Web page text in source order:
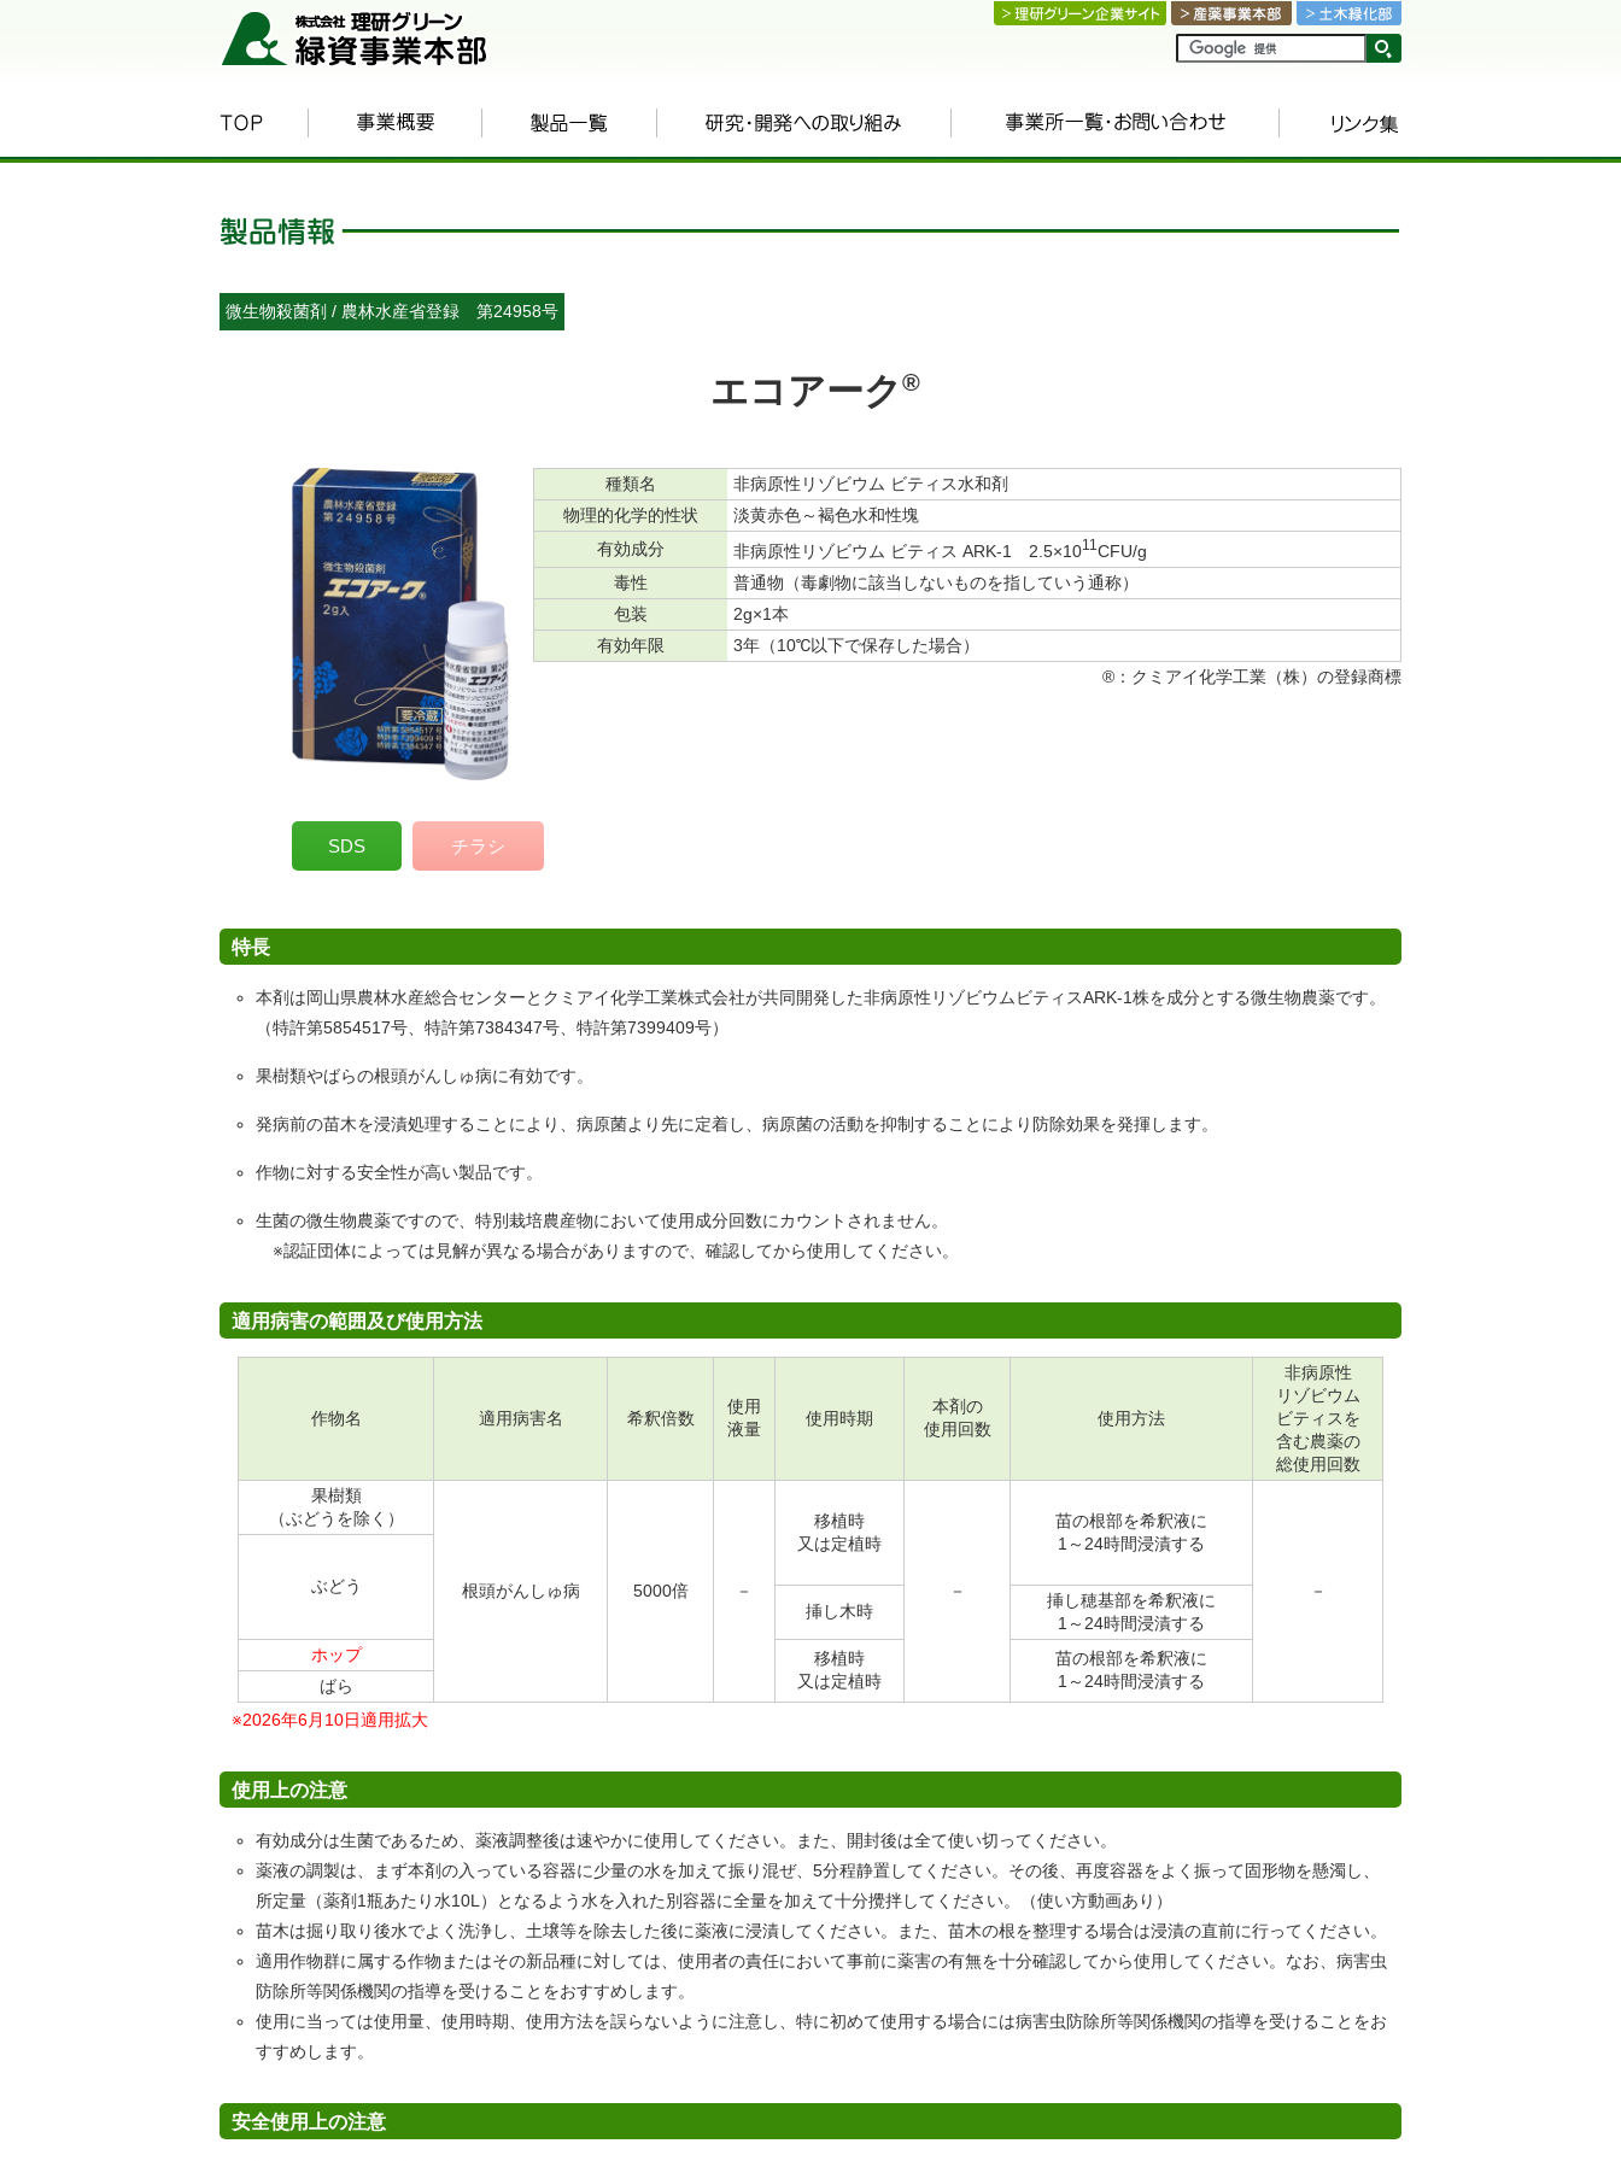
微生物殺菌剤 / 農林水産省登録 第24958号
エコアーク ®
種類名
非病原性リゾビウム ビティス水和剤
物理的化学的性状
淡黄赤色～褐色水和性塊
有効成分
非病原性リゾビウム ビティス ARK-1 2.5×1011 CFU/g
毒性
普通物（毒劇物に該当しないものを指していう通称）
包装
2g×1本
有効年限
3年（10℃以下で保存した場合）
®：クミアイ化学工業（株）の登録商標
SDS チラシ
特長
本剤は岡山県農林水産総合センターとクミアイ化学工業株式会社が共同開発した非病原性リゾビウムビティスARK-1株を成分とする微生物農薬です。
（特許第5854517号、特許第7384347号、特許第7399409号）
果樹類やばらの根頭がんしゅ病に有効です。
発病前の苗木を浸漬処理することにより、病原菌より先に定着し、病原菌の活動を抑制することにより防除効果を発揮します。
作物に対する安全性が高い製品です。
生菌の微生物農薬ですので、特別栽培農産物において使用成分回数にカウントされません。
※認証団体によっては見解が異なる場合がありますので、確認してから使用してください。
適用病害の範囲及び使用方法
作物名 適用病害名 希釈倍数
使用
液量
使用時期
本剤の
使用回数
使用方法
非病原性
リゾビウム
ビティスを
含む農薬の
総使用回数
果樹類
（ぶどうを除く）
根頭がんしゅ病 5000倍 －
移植時
又は定植時
－
苗の根部を希釈液に
1～24時間浸漬する
－
ぶどう
挿し木時
挿し穂基部を希釈液に
1～24時間浸漬する
ホップ
移植時
又は定植時
苗の根部を希釈液に
1～24時間浸漬する
ばら
※2026年6月10日適用拡大
使用上の注意
有効成分は生菌であるため、薬液調整後は速やかに使用してください。また、開封後は全て使い切ってください。
薬液の調製は、まず本剤の入っている容器に少量の水を加えて振り混ぜ、5分程静置してください。その後、再度容器をよく振って固形物を懸濁し、
所定量（薬剤1瓶あたり水10L）となるよう水を入れた別容器に全量を加えて十分攪拌してください。（使い方動画あり）
苗木は掘り取り後水でよく洗浄し、土壌等を除去した後に薬液に浸漬してください。また、苗木の根を整理する場合は浸漬の直前に行ってください。
適用作物群に属する作物またはその新品種に対しては、使用者の責任において事前に薬害の有無を十分確認してから使用してください。なお、病害虫
防除所等関係機関の指導を受けることをおすすめします。
使用に当っては使用量、使用時期、使用方法を誤らないように注意し、特に初めて使用する場合には病害虫防除所等関係機関の指導を受けることをお
すすめします。
安全使用上の注意